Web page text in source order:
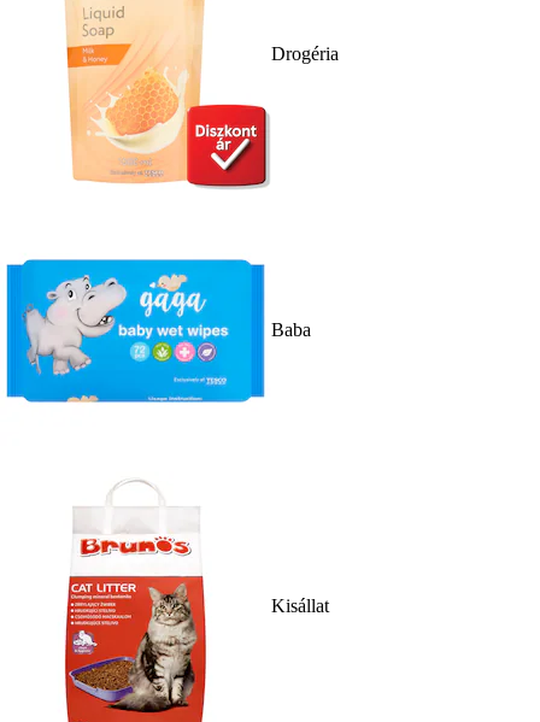
Drogéria
Baba
Kisállat